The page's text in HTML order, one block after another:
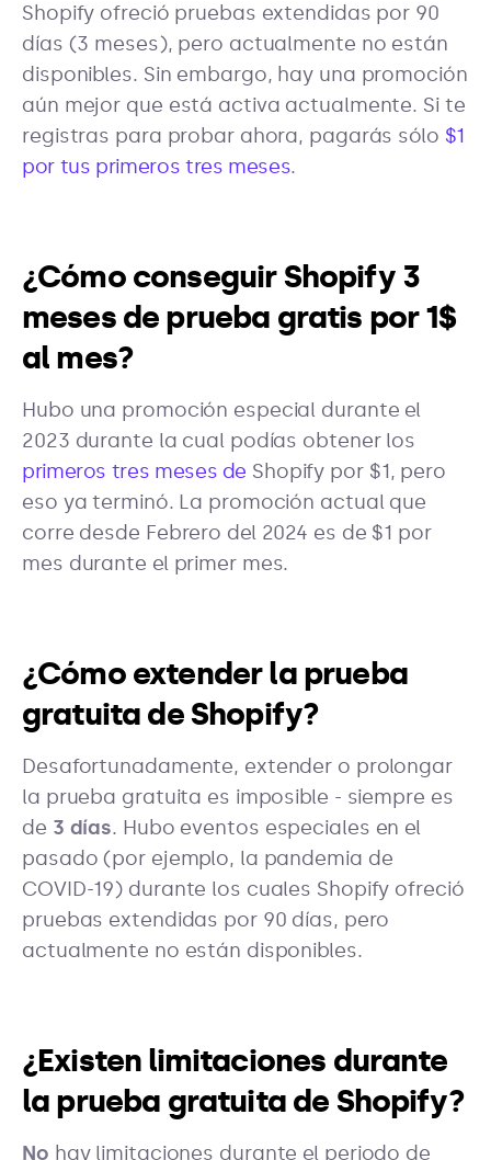
Shopify ofreció pruebas extendidas por 90
días (3 meses), pero actualmente no están
disponibles. Sin embargo, hay una promoción
aún mejor que está activa actualmente. Si te
registras para probar ahora, pagarás sólo $1
por tus primeros tres meses.
¿Cómo conseguir Shopify 3
meses de prueba gratis por 1$
al mes?
Hubo una promoción especial durante el
2023 durante la cual podías obtener los
primeros tres meses de Shopify por $1, pero
eso ya terminó. La promoción actual que
corre desde Febrero del 2024 es de $1 por
mes durante el primer mes.
¿Cómo extender la prueba
gratuita de Shopify?
Desafortunadamente, extender o prolongar
la prueba gratuita es imposible - siempre es
de 3 días. Hubo eventos especiales en el
pasado (por ejemplo, la pandemia de
COVID-19) durante los cuales Shopify ofreció
pruebas extendidas por 90 días, pero
actualmente no están disponibles.
¿Existen limitaciones durante
la prueba gratuita de Shopify?
No hay limitaciones durante el periodo de